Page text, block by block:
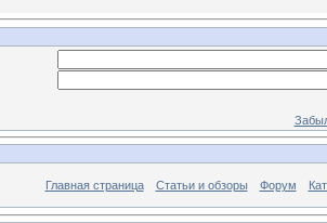
Главная страница Статьи и обзоры Форум